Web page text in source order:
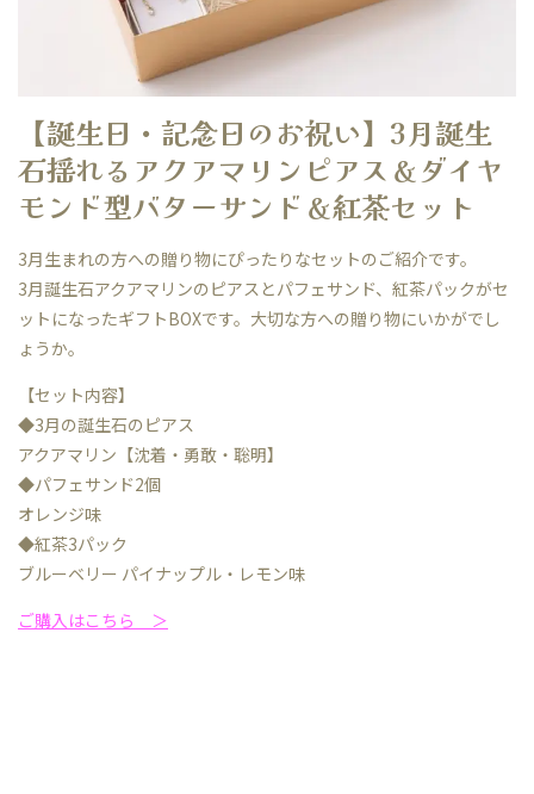
【誕生日・記念日のお祝い】3月誕生
石揺れるアクアマリンピアス＆ダイヤ
モンド型バターサンド＆紅茶セット
3月生まれの方への贈り物にぴったりなセットのご紹介です。
3月誕生石アクアマリンのピアスとパフェサンド、紅茶パックがセ
ットになったギフトBOXです。大切な方への贈り物にいかがでし
ょうか。
【セット内容】
◆3月の誕生石のピアス
アクアマリン【沈着・勇敢・聡明】
◆パフェサンド2個
オレンジ味
◆紅茶3パック
ブルーベリー パイナップル・レモン味
ご購入はこちら ＞